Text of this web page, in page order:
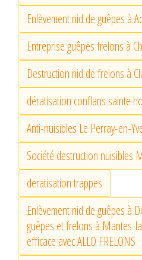
Enlèvement nid de guêpes à
Entreprise guêpes frelons à
Destruction nid de frelons à
dératisation conflans sainte
Anti-nuisibles Le Perray-en-
Société destruction nuisibles
deratisation trappes
Enlèvement nid de guêpes à
guêpes et frelons à Mantes-
efficace avec ALLO FRELONS